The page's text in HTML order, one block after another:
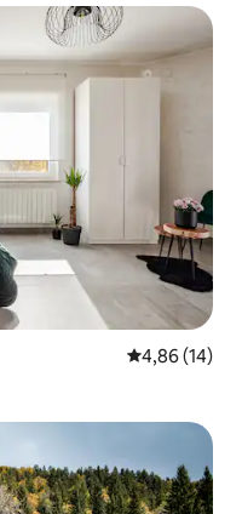
Évaluation
4,86 (14)
appréciés